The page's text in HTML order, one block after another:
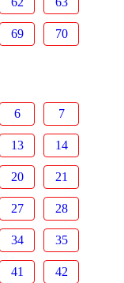
69 70
6 7
13 14
20 21
27 28
34 35
41 42